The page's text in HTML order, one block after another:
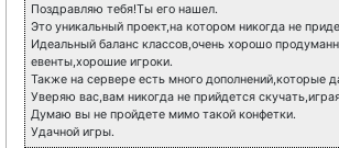
Поздравляю тебя!Ты его нашел.
Это уникальный проект,на котором никогда не
Идеальный баланс классов,очень хорошо
евенты,хорошие игроки.
Также на сервере есть много дополнений,которые
Уверяю вас,вам никогда не прийдется
Думаю вы не пройдете мимо такой конфетки.
Удачной игры.